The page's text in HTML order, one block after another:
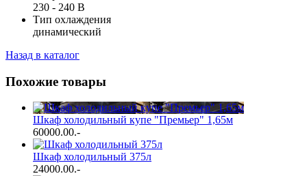
230 - 240 В
Тип охлаждения
динамический
Назад в каталог
Похожие товары
Шкаф холодильный купе "Премьер" 1,65м
60000.00.-
Шкаф холодильный 375л
24000.00.-